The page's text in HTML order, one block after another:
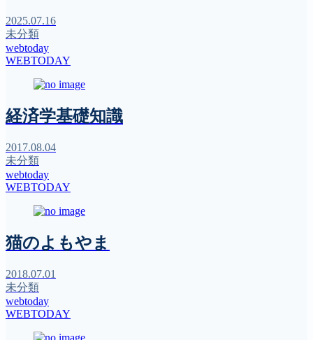
2025.07.16
未分類
webtoday
WEBTODAY
経済学基礎知識
2017.08.04
未分類
webtoday
WEBTODAY
猫のよもやま
2018.07.01
未分類
webtoday
WEBTODAY